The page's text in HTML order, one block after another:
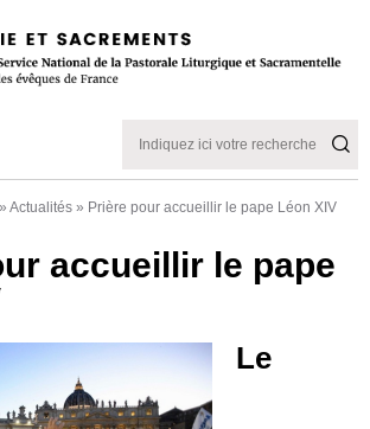
» Actualités » Prière pour accueillir le pape Léon XIV
accueillir le pape
Le